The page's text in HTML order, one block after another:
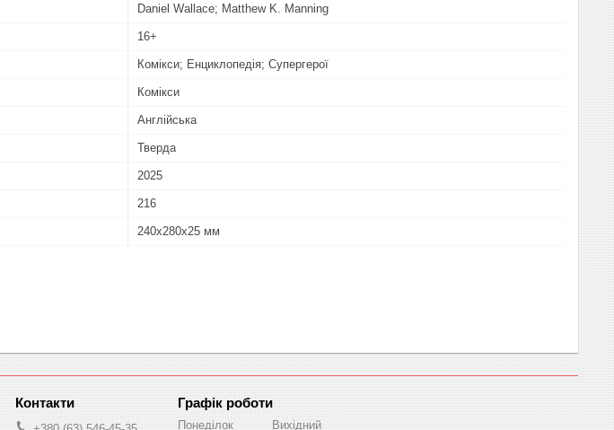
Daniel Wallace; Matthew K. Manning
16+
Комікси; Енциклопедія; Супергерої
Комікси
Англійська
Тверда
2025
216
240х280х25 мм
Графік роботи
Понеділок Вихідний